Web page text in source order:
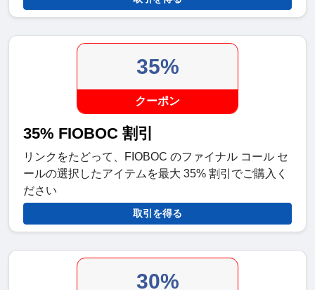
35%
クーポン
35% FIOBOC 割引
リンクをたどって、FIOBOC のファイナル コール セ
ールの選択したアイテムを最大 35% 割引でご購入く
ださい
取引を得る
30%